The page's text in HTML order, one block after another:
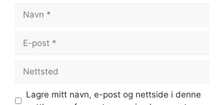
post
Lagre mitt navn, e-post og nettside i denne